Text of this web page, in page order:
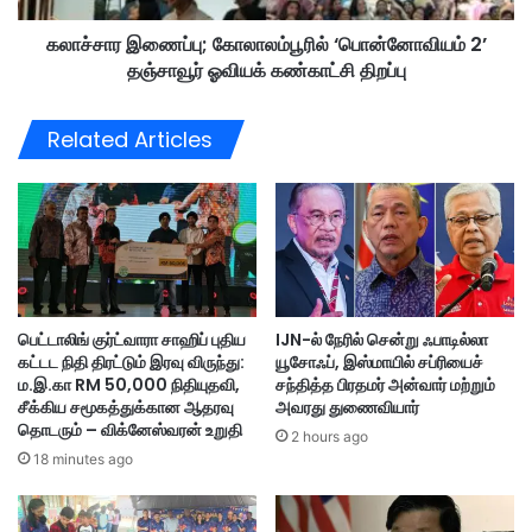
கு
ட்
ச
த
ண்
ட
னை
கி
டை
க்
க
வ
ழி
வ
கை
ய்
பு
ம்
‘
பொ
ன்
னோ
வி
ய
ம்
2
’
த
ஞ்
சா
கலாச்சார இணைப்பு; கோலாலம்பூரில் ‘பொன்னோவியம் 2’
தஞ்சாவூர் ஓவியக் கண்காட்சி திறப்பு
Related Articles
பெட்டாலிங் குர்ட்வாரா சாஹிப் புதிய
கட்டட நிதி திரட்டும் இரவு விருந்து:
ம.இ.கா RM 50,000 நிதியுதவி,
சீக்கிய சமூகத்துக்கான ஆதரவு
தொடரும் – விக்னேஸ்வரன் உறுதி
18 minutes ago
IJN-ல் நேரில் சென்று ஃபாடில்லா
யூசோஃப், இஸ்மாயில் சப்ரியைச்
சந்தித்த பிரதமர் அன்வார் மற்றும்
அவரது துணைவியார்
2 hours ago